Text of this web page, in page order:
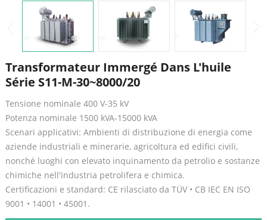
Transformateur Immergé Dans L'huile
Série S11-M-30~8000/20
Tensione nominale 400 V-35 kV
Potenza nominale 1500 kVA-15000 kVA
Scenari applicativi: Ambienti di distribuzione di energia come
aziende industriali e minerarie, agricoltura ed edifici civili,
nonché luoghi con elevato inquinamento da petrolio e sostanze
chimiche nell'industria petrolifera e chimica.
Certificazioni e standard: CE rilasciato da TÜV • CB IEC EN ISO
9001 • 14001 • 45001.